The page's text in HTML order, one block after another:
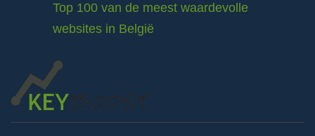
Top 100 van de meest waardevolle
websites in België